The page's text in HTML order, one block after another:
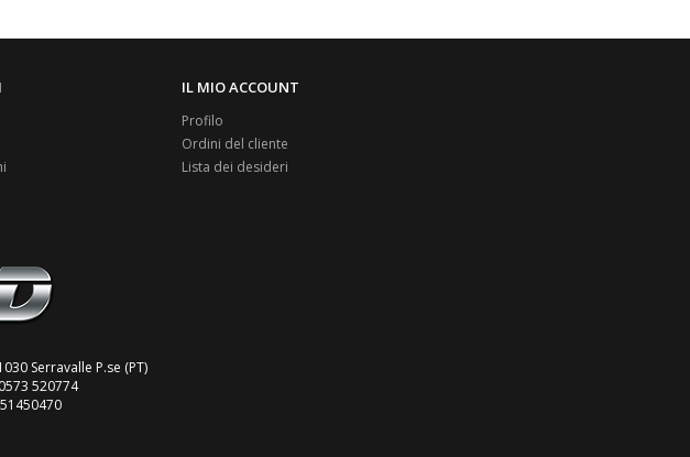
IL MIO ACCOUNT
Profilo
Ordini del cliente
Lista dei desideri
Serravalle P.se (PT)
520774